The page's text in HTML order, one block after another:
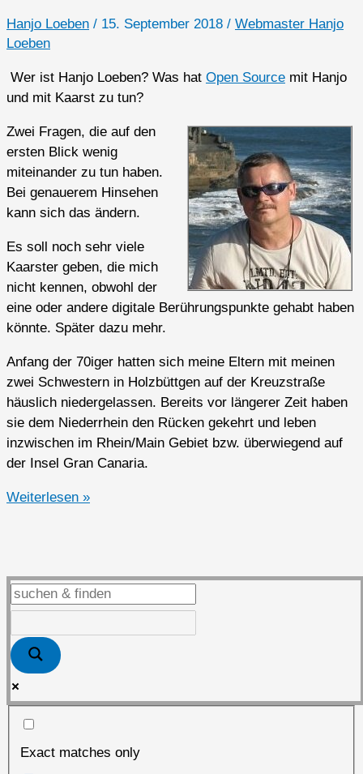
Hanjo Loeben / 15. September 2018 / Webmaster Hanjo
Loeben
Wer ist Hanjo Loeben? Was hat Open Source mit Hanjo
und mit Kaarst zu tun?
Zwei Fragen, die auf den
ersten Blick wenig
miteinander zu tun haben.
Bei genauerem Hinsehen
kann sich das ändern.
Es soll noch sehr viele
Kaarster geben, die mich
nicht kennen, obwohl der
eine oder andere digitale Berührungspunkte gehabt haben
könnte. Später dazu mehr.
Anfang der 70iger hatten sich meine Eltern mit meinen
zwei Schwestern in Holzbüttgen auf der Kreuzstraße
häuslich niedergelassen. Bereits vor längerer Zeit haben
sie dem Niederrhein den Rücken gekehrt und leben
inzwischen im Rhein/Main Gebiet bzw. überwiegend auf
der Insel Gran Canaria.
Hanjo
der
mit
Computer-
Tick
Weiterlesen »
Exact matches only